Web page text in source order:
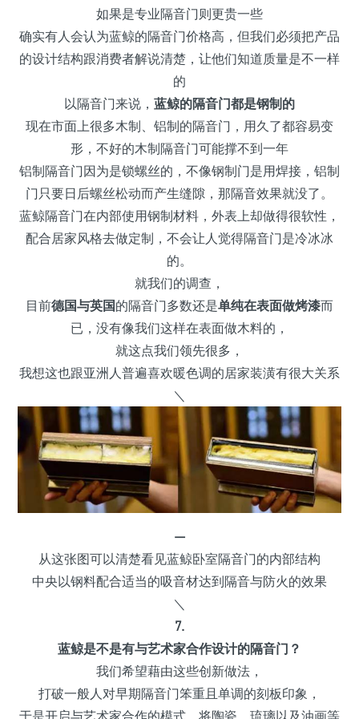
如果是专业隔音门则更贵一些
确实有人会认为蓝鲸的隔音门价格高，但我们必须把产品
的设计结构跟消费者解说清楚，让他们知道质量是不一样
的
以隔音门来说， 蓝鲸的隔音门都是钢制的
现在市面上很多木制、铝制的隔音门，用久了都容易变
形，不好的木制隔音门可能撑不到一年
铝制隔音门因为是锁螺丝的，不像钢制门是用焊接，铝制
门只要日后螺丝松动而产生缝隙，那隔音效果就没了。
蓝鲸隔音门在内部使用钢制材料，外表上却做得很软性，
配合居家风格去做定制，不会让人觉得隔音门是冷冰冰
的。
就我们的调查，
目前德国与英国的隔音门多数还是单纯在表面做烤漆而
已，没有像我们这样在表面做木料的，
就这点我们领先很多，
我想这也跟亚洲人普遍喜欢暖色调的居家装潢有很大关系
＼
—
从这张图可以清楚看见蓝鲸卧室隔音门的内部结构
中央以钢料配合适当的吸音材达到隔音与防火的效果
＼
7.
蓝鲸是不是有与艺术家合作设计的隔音门？
我们希望藉由这些创新做法，
打破一般人对早期隔音门笨重且单调的刻板印象，
于是开启与艺术家合作的模式，将陶瓷、琉璃以及油画等